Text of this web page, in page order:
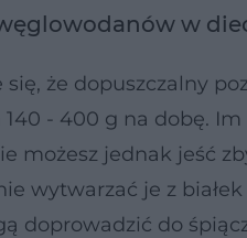
w
się, że dopuszczalny
- 400 g na dobę.
możesz jednak jeść
wytwarzać je z
doprowadzić do